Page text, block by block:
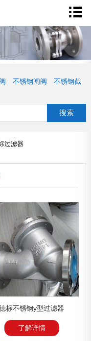
不锈钢闸阀
不锈钢截
搜索
过滤器
标不锈钢y型过滤器
了解详情